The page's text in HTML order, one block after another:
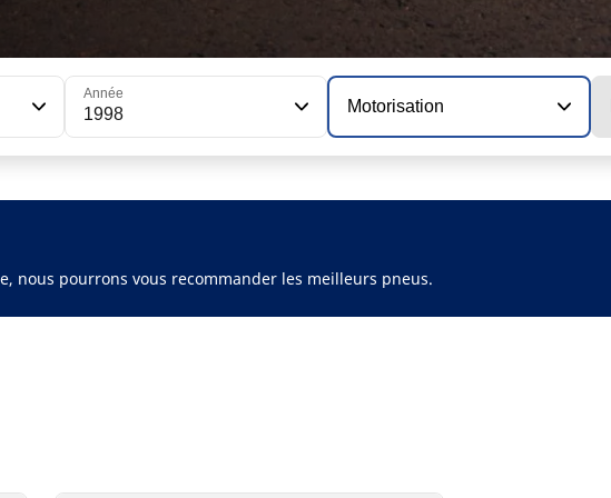
Année
1998 Motorisation
nous pourrons vous recommander les meilleurs pneus.